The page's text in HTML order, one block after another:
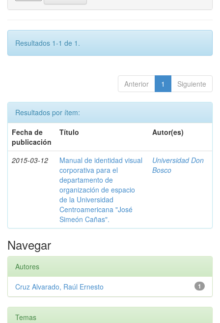
Resultados 1-1 de 1.
Anterior 1 Siguiente
Resultados por ítem:
Fecha de
publicación
Título Autor(es)
2015-03-12
Manual de identidad visual
corporativa para el
departamento de
organización de espacio
de la Universidad
Centroamericana "José
Simeón Cañas".
Universidad Don
Bosco
Navegar
Autores
1
Cruz Alvarado, Raúl Ernesto
Temas